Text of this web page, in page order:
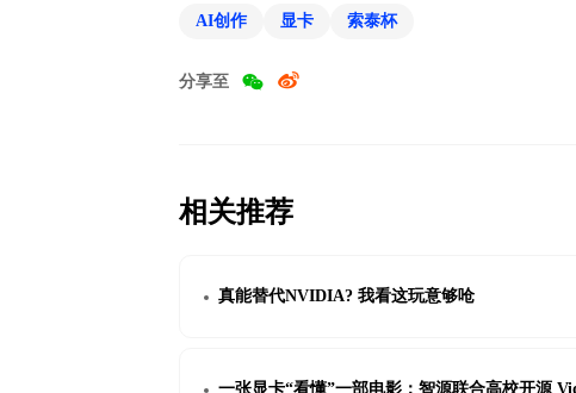
AI创作 显卡 索泰杯
分享至
相关推荐
真能替代NVIDIA? 我看这玩意够呛
一张显卡“看懂”一部电影：智源联合高校开源